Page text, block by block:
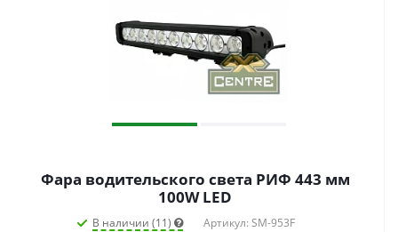
Фара водительского света РИФ 443 мм
100W LED
В наличии (11) Артикул: SM-953F